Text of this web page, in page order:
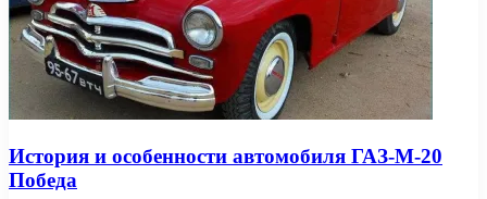
История и особенности автомобиля ГАЗ-М-20
Победа